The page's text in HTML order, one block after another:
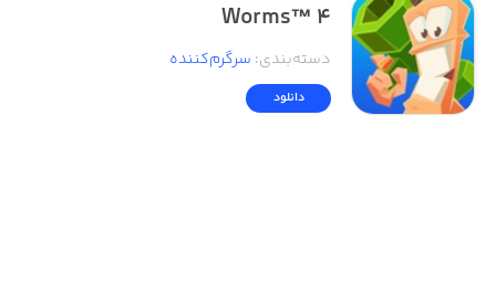
Worms™ 4
دسته‌بندی: سرگرم‌کننده
دانلود